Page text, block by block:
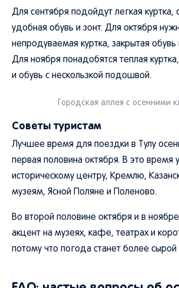
Для сентября подойдут легкая куртка,
удобная обувь и зонт. Для октября
непродуваемая куртка, закрытая обувь
Для ноября понадобятся теплая
и обувь с нескользкой подошвой.
Городская аллея с осенними
Советы туристам
Лучшее время для поездки в Тулу
первая половина октября. В это время
историческому центру, Кремлю,
музеям, Ясной Поляне и Поленово.
Во второй половине октября и в
акцент на музеях, кафе, театрах и
потому что погода станет более сырой